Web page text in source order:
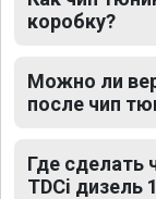
коробку?
Можно ли
после чип
Где сделать
TDCi дизель